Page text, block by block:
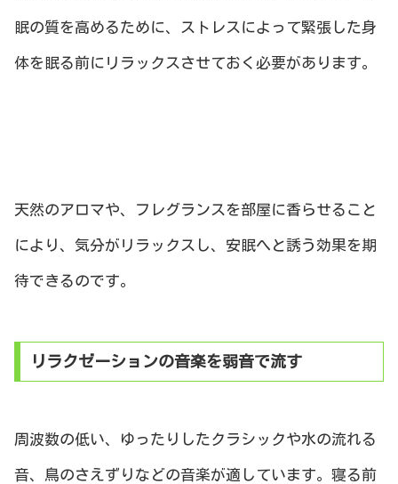
眠の質を高めるために、ストレスによって緊張した身
体を眠る前にリラックスさせておく必要があります。
天然のアロマや、フレグランスを部屋に香らせること
により、気分がリラックスし、安眠へと誘う効果を期
待できるのです。
リラクゼーションの音楽を弱音で流す
周波数の低い、ゆったりしたクラシックや水の流れる
音、鳥のさえずりなどの音楽が適しています。寝る前